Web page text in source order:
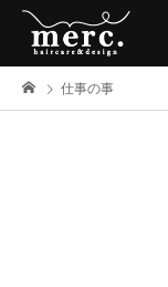
仕事の事